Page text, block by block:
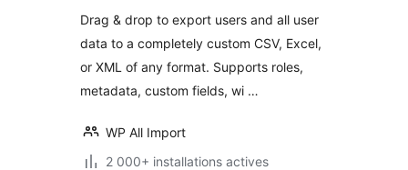
Drag & drop to export users and all user
data to a completely custom CSV, Excel,
or XML of any format. Supports roles,
metadata, custom fields, wi …
WP All Import
2 000+ installations actives